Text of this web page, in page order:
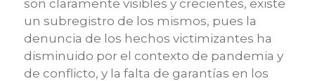
son claramente visibles y crecientes, existe
un subregistro de los mismos, pues la
denuncia de los hechos victimizantes ha
disminuido por el contexto de pandemia y
de conflicto, y la falta de garantías en los